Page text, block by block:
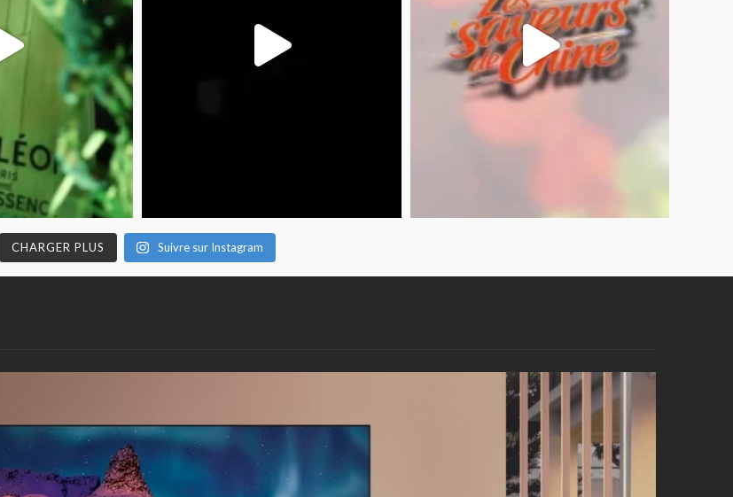
CHARGER PLUS Suivre sur Instagram